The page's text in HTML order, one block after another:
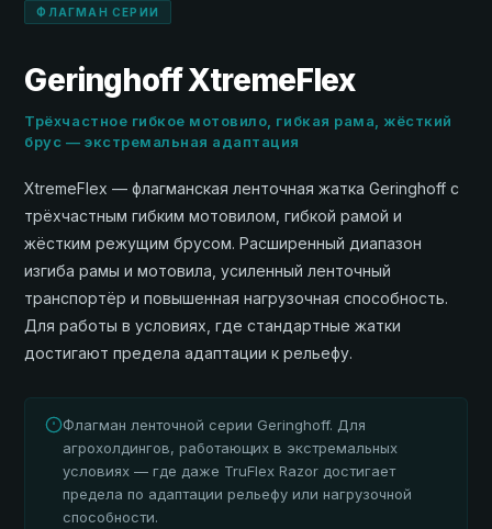
ФЛАГМАН СЕРИИ
Geringhoff XtremeFlex
Трёхчастное гибкое мотовило, гибкая рама, жёсткий
брус — экстремальная адаптация
XtremeFlex — флагманская ленточная жатка Geringhoff с
трёхчастным гибким мотовилом, гибкой рамой и
жёстким режущим брусом. Расширенный диапазон
изгиба рамы и мотовила, усиленный ленточный
транспортёр и повышенная нагрузочная способность.
Для работы в условиях, где стандартные жатки
достигают предела адаптации к рельефу.
Флагман ленточной серии Geringhoff. Для
агрохолдингов, работающих в экстремальных
условиях — где даже TruFlex Razor достигает
предела по адаптации рельефу или нагрузочной
способности.